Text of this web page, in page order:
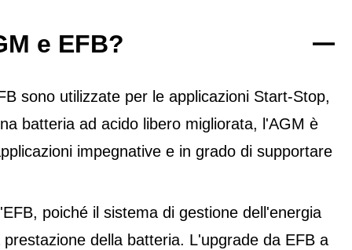
e EFB?
sono utilizzate per le applicazioni Start-Stop,
batteria ad acido libero migliorata, l'AGM è
impegnative e in grado di supportare
poiché il sistema di gestione dell'energia
della batteria. L'upgrade da EFB a